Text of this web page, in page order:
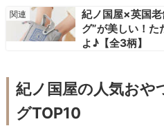
紀ノ国屋×英国老
グ”が美しい！た
よ♪【全3柄】
紀ノ国屋の人気おや
グTOP10